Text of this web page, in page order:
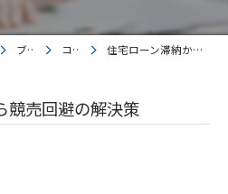
ブログ コラム 住宅ローン滞納から競売回避の解決策
競売回避の解決策